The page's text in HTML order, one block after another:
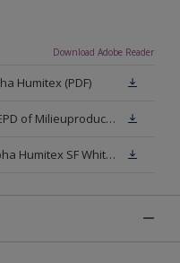
Download Adobe Reader
Humitex (PDF)
Sikkens Interior Wallpaints - EPD of Milieuproductverklaring
Veiligheidsinformatieblad Alpha Humitex SF White W05 (MSDS)